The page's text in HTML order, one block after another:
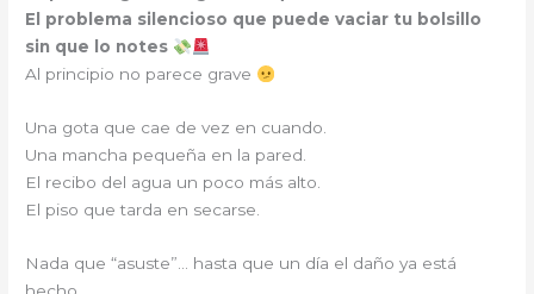
El problema silencioso que puede vaciar tu bolsillo
sin que lo notes
Al principio no parece grave
Una gota que cae de vez en cuando.
Una mancha pequeña en la pared.
El recibo del agua un poco más alto.
El piso que tarda en secarse.
Nada que “asuste”… hasta que un día el daño ya está